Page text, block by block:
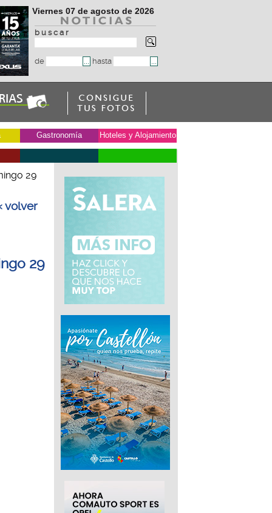
Viernes 07 de agosto de 2026
b u s c a r
de hasta
Gastronomía Hoteles y Alojamiento
29
volver
29